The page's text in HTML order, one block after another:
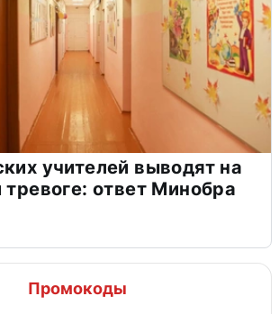
учителей выводят на
тревоге: ответ Минобра
Промокоды